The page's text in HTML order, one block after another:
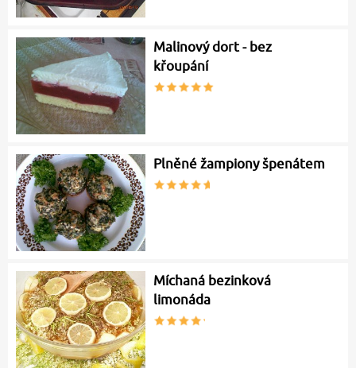
Malinový dort - bez
křoupání
Plněné žampiony špenátem
Míchaná bezinková
limonáda